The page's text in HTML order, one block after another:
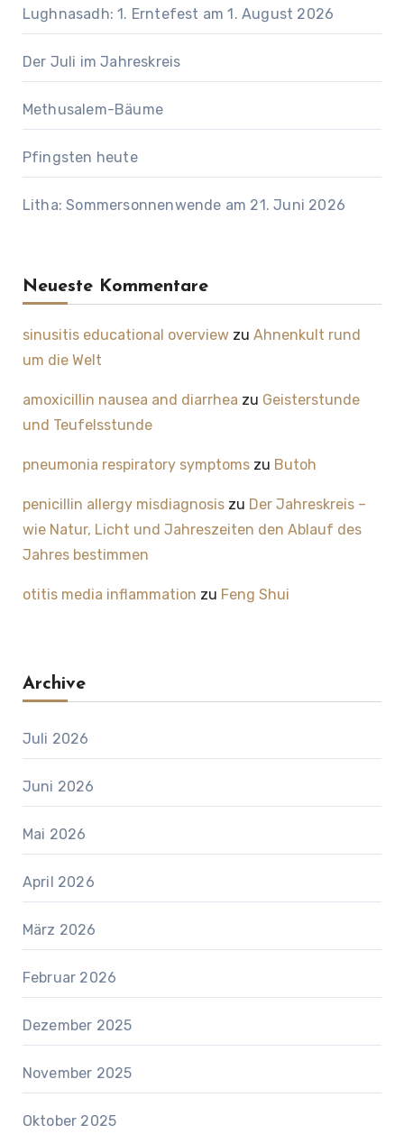
Lughnasadh: 1. Erntefest am 1. August 2026
Der Juli im Jahreskreis
Methusalem-Bäume
Pfingsten heute
Litha: Sommersonnenwende am 21. Juni 2026
Neueste Kommentare
sinusitis educational overviewzu Ahnenkult rund
um die Welt
amoxicillin nausea and diarrhea zu Geisterstunde
und Teufelsstunde
pneumonia respiratory symptomszu Butoh
penicillin allergy misdiagnosiszu Der Jahreskreis –
wie Natur, Licht und Jahreszeiten den Ablauf des
Jahres bestimmen
otitis media inflammation zu Feng Shui
Archive
Juli 2026
Juni 2026
Mai 2026
April 2026
März 2026
Februar 2026
Dezember 2025
November 2025
Oktober 2025